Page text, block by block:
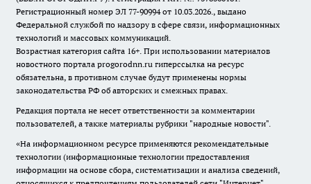
Регистрационный номер ЭЛ 77-90994 от 10.03.2026., выдано
Федеральной службой по надзору в сфере связи, информационных
технологий и массовых коммуникаций.
Возрастная категория сайта 16+. При использовании материалов
новостного портала progorodnn.ru гиперссылка на ресурс
обязательна, в противном случае будут применены нормы
законодательства РФ об авторских и смежных правах.
Редакция портала не несет ответственности за комментарии
пользователей, а также материалы рубрики "народные новости".
«На информационном ресурсе применяются рекомендательные
технологии (информационные технологии предоставления
информации на основе сбора, систематизации и анализа сведений,